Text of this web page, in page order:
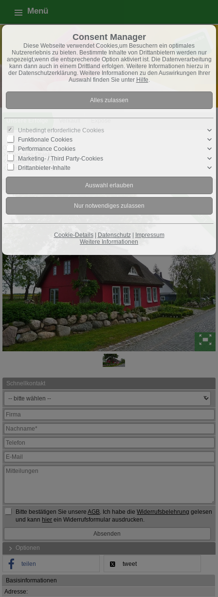
Menü
Objekt 7 von 15
Nächstes Objekt
Vorheriges Objekt
Zurück zur Übersicht
Holtgast: Außergewöhnliche DHH
VERKAUFT
Schnellkontakt
Bitte bestätigen Sie unsereAGB . Ich habe dieWiderrufsbelehrung gelesen
und kann hier ein Widerrufsformular ausdrucken.
Optionen
teilen tweet
Basisinformationen
Adresse:
Consent Manager
Diese Webseite verwendet Cookies,um Besuchern ein optimales
Nutzererlebnis zu bieten. Bestimmte Inhalte von Drittanbietern werden nur
angezeigt,wenn die entsprechende Option aktiviert ist. Die Datenverarbeitung
kann dann auch in einem Drittland erfolgen. Weitere Informationen hierzu in
der Datenschutzerklärung. Weitere Informationen zu den Auswirkungen Ihrer
Auswahl finden Sie unter Hilfe.
Unbedingt erforderliche Cookies
Funktionale Cookies
Performance Cookies
Marketing- / Third Party-Cookies
Drittanbieter-Inhalte
Cookie-Details| Datenschutz| Impressum
Weitere Informationen